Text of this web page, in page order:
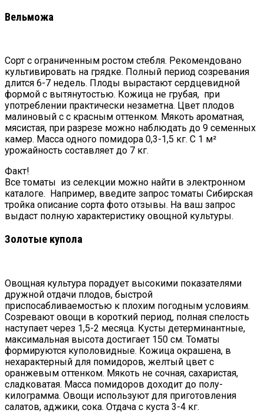
Вельможа
Сорт с ограниченным ростом стебля. Рекомендовано
культивировать на грядке. Полный период созревания
длится 6-7 недель. Плоды вырастают сердцевидной
формой с вытянутостью. Кожица не грубая, при
употреблении практически незаметна. Цвет плодов
малиновый с с красным оттенком. Мякоть ароматная,
мясистая, при разрезе можно наблюдать до 9 семенных
камер. Масса одного помидора 0,3-1,5 кг. С 1 м²
урожайность составляет до 7 кг.
Факт!
Все томаты из селекции можно найти в электронном
каталоге. Например, введите запрос томаты Сибирская
тройка описание сорта фото отзывы. На ваш запрос
выдаст полную характеристику овощной культуры.
Золотые купола
Овощная культура порадует высокими показателями
дружной отдачи плодов, быстрой
приспосабливаемостью к плохим погодным условиям.
Созревают овощи в короткий период, полная спелость
наступает через 1,5-2 месяца. Кусты детерминантные,
максимальная высота достигает 150 см. Томаты
формируются куполовидные. Кожица окрашена, в
нехарактерный для помидоров, желтый цвет с
оранжевым оттенком. Мякоть не сочная, сахаристая,
сладковатая. Масса помидоров доходит до полу-
килограмма. Овощи используют для приготовления
салатов, аджики, сока. Отдача с куста 3-4 кг.